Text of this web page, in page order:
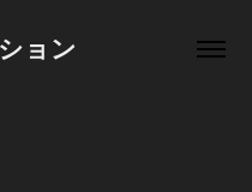
ョン